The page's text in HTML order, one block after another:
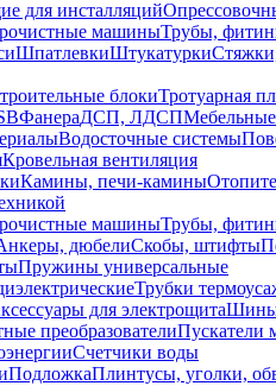
для инсталляций
машиныТрубы,
ШпатлевкиШтукатурки
блокиТротуарная
ФанераДСП, ЛДСП
Водосточные системы
Кровельная вентиляция
Камины, печи-камины
машиныТрубы,
дюбелиСкобы, штифты
Пружины универсальные
Трубки
для электрощитаШины
преобразователиПускатели
Счетчики воды
ПодложкаПлинтусы, уголки,